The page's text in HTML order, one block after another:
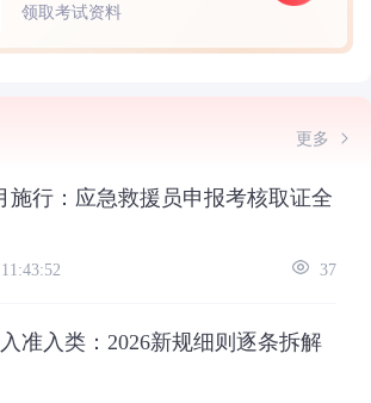
领取考试资料
更多
施行：应急救援员申报考核取证全
37
准入类：2026新规细则逐条拆解